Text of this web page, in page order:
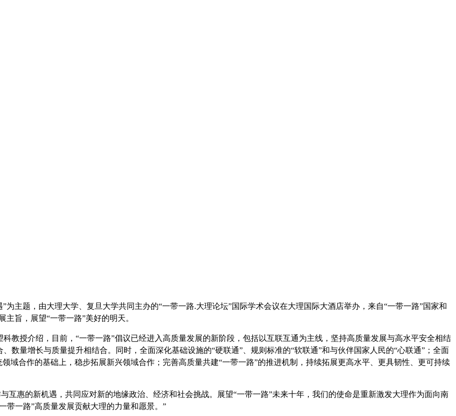
”为主题，由大理大学、复旦大学共同主办的“一带一路.大理论坛”国际学术会议在大理国际大酒店举办，来自“一带一路”国家和
主旨，展望“一带一路”美好的明天。
教授介绍，目前，“一带一路”倡议已经进入高质量发展的新阶段，包括以互联互通为主线，坚持高质量发展与高水平安全相结
数量增长与质量提升相结合。同时，全面深化基础设施的“硬联通”、规则标准的“软联通”和与伙伴国家人民的“心联通”；全面
域合作的基础上，稳步拓展新兴领域合作；完善高质量共建“一带一路”的推进机制，持续拓展更高水平、更具韧性、更可持续
互惠的新机遇，共同应对新的地缘政治、经济和社会挑战。展望“一带一路”未来十年，我们的使命是重新激发大理作为面向南
带一路”高质量发展贡献大理的力量和愿景。”